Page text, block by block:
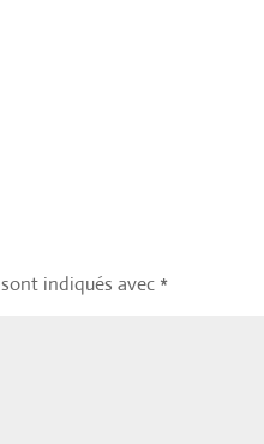
indiqués avec *